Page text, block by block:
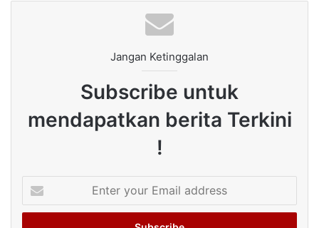
Jangan Ketinggalan
Subscribe untuk
mendapatkan berita Terkini
!
your
Email